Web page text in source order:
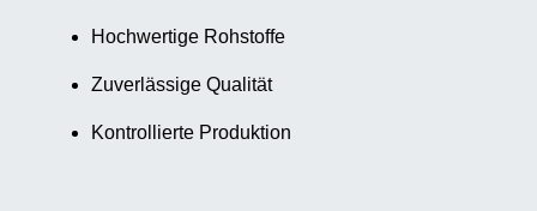
Hochwertige Rohstoffe
Zuverlässige Qualität
Kontrollierte Produktion